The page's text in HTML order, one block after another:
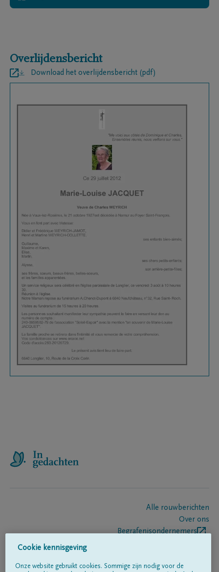
Overlijdensbericht
Download het overlijdensbericht (pdf)
Alle rouwberichten
Over ons
Begrafenisondernemers
Cookie kennisgeving
Onze website gebruikt cookies. Sommige zijn nodig voor de